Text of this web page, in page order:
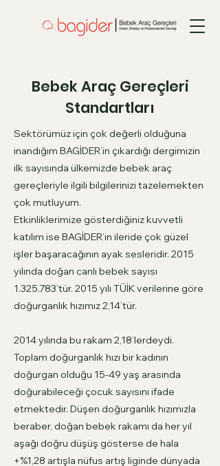
Bebek Araç Gereçleri
Standartları
Sektörümüz için çok değerli olduğuna
inandığım BAGİDER’in çıkardığı dergimizin
ilk sayısında ülkemizde bebek araç
gereçleriyle ilgili bilgilerinizi tazelemekten
çok mutluyum.
Etkinliklerimize gösterdiğiniz kuvvetli
katılım ise BAGİDER’in ileride çok güzel
işler başaracağının ayak sesleridir. 2015
yılında doğan canlı bebek sayısı
1.325.783’tür. 2015 yılı TÜİK verilerine göre
doğurganlık hızımız 2,14’tür.
2014 yılında bu rakam 2,18’lerdeydi.
Toplam doğurganlık hızı bir kadının
doğurgan olduğu 15-49 yaş arasında
doğurabileceği çocuk sayısını ifade
etmektedir. Düşen doğurganlık hızımızla
beraber, doğan bebek rakamı da her yıl
aşağı doğru düşüş gösterse de hala
+%1,28 artışla nüfus artış liginde dünyada